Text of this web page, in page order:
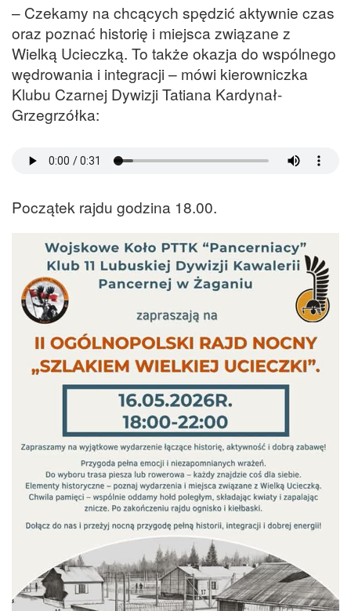
– Czekamy na chcących spędzić aktywnie czas
oraz poznać historię i miejsca związane z
Wielką Ucieczką. To także okazja do wspólnego
wędrowania i integracji – mówi kierowniczka
Klubu Czarnej Dywizji Tatiana Kardynał-
Grzegrzółka:
Początek rajdu godzina 18.00.